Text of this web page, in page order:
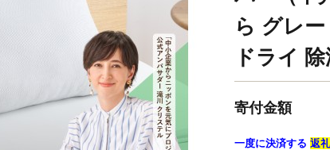
ら グレ
ドライ
寄付金額
一度に決済する 返